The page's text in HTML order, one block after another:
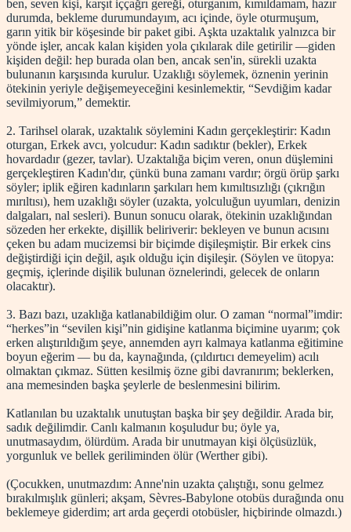
ben, seven kişi, karşıt iççağrı gereği, oturganım, kımıldamam, hazır
durumda, bekleme durumundayım, acı içinde, öyle oturmuşum,
garın yitik bir köşesinde bir paket gibi. Aşkta uzaktalık yalnızca bir
yönde işler, ancak kalan kişiden yola çıkılarak dile getirilir —giden
kişiden değil: hep burada olan ben, ancak sen'in, sürekli uzakta
bulunanın karşısında kurulur. Uzaklığı söylemek, öznenin yerinin
ötekinin yeriyle değişemeyeceğini kesinlemektir, “Sevdiğim kadar
sevilmiyorum,” demektir.
2. Tarihsel olarak, uzaktalık söylemini Kadın gerçekleştirir: Kadın
oturgan, Erkek avcı, yolcudur: Kadın sadıktır (bekler), Erkek
hovardadır (gezer, tavlar). Uzaktalığa biçim veren, onun düşlemini
gerçekleştiren Kadın'dır, çünkü buna zamanı vardır; örgü örüp şarkı
söyler; iplik eğiren kadınların şarkıları hem kımıltısızlığı (çıkrığın
mırıltısı), hem uzaklığı söyler (uzakta, yolculuğun uyumları, denizin
dalgaları, nal sesleri). Bunun sonucu olarak, ötekinin uzaklığından
sözeden her erkekte, dişillik beliriverir: bekleyen ve bunun acısını
çeken bu adam mucizemsi bir biçimde dişileşmiştir. Bir erkek cins
değiştirdiği için değil, aşık olduğu için dişileşir. (Söylen ve ütopya:
geçmiş, içlerinde dişilik bulunan öznelerindi, gelecek de onların
olacaktır).
3. Bazı bazı, uzaklığa katlanabildiğim olur. O zaman “normal”imdir:
“herkes”in “sevilen kişi”nin gidişine katlanma biçimine uyarım; çok
erken alıştırıldığım şeye, annemden ayrı kalmaya katlanma eğitimine
boyun eğerim — bu da, kaynağında, (çıldırtıcı demeyelim) acılı
olmaktan çıkmaz. Sütten kesilmiş özne gibi davranırım; beklerken,
ana memesinden başka şeylerle de beslenmesini bilirim.
Katlanılan bu uzaktalık unutuştan başka bir şey değildir. Arada bir,
sadık değilimdir. Canlı kalmanın koşuludur bu; öyle ya,
unutmasaydım, ölürdüm. Arada bir unutmayan kişi ölçüsüzlük,
yorgunluk ve bellek geriliminden ölür (Werther gibi).
(Çocukken, unutmazdım: Anne'nin uzakta çalıştığı, sonu gelmez
bırakılmışlık günleri; akşam, Sèvres-Babylone otobüs durağında onu
beklemeye giderdim; art arda geçerdi otobüsler, hiçbirinde olmazdı.)